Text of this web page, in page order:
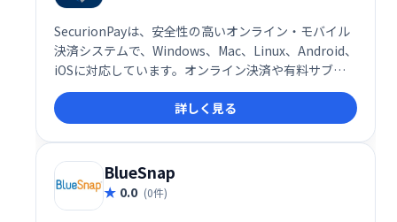
SecurionPayは、安全性の高いオンライン・モバイル
決済システムで、Windows、Mac、Linux、Android、
iOSに対応しています。オンライン決済や有料サブス
クリプションを提供するビジネスに最適なワンストッ
プソリューションを提供し、スムーズな決済処理と多
様なプラットフォーム対応で、ビジネスの成長を支援
します。
詳しく見る
BlueSnap
0.0 (0件)